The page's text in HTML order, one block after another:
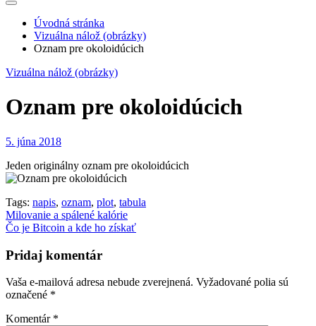
Úvodná stránka
Vizuálna nálož (obrázky)
Oznam pre okoloidúcich
Vizuálna nálož (obrázky)
Oznam pre okoloidúcich
5. júna 2018
Jeden originálny oznam pre okoloidúcich
Tags: napis, oznam, plot, tabula
Navigácia
v
článku
Milovanie a spálené kalórie
Čo je Bitcoin a kde ho získať
Pridaj komentár
Vaša e-mailová adresa nebude zverejnená. Vyžadované polia sú
označené *
Komentár *